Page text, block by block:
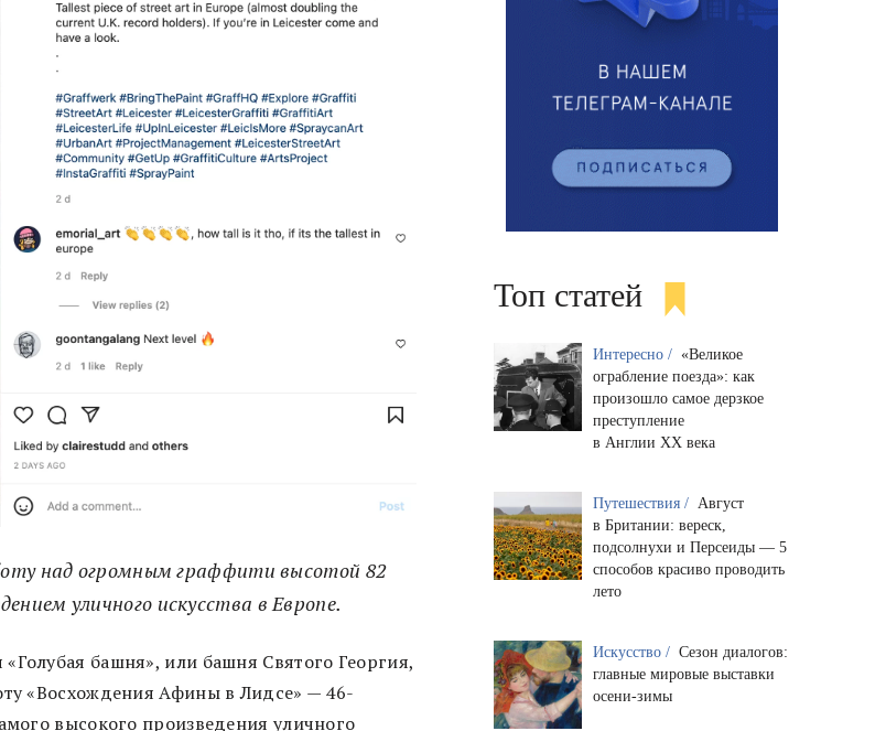
над огромным граффити высотой 82
уличного искусства в Европе.
башня», или башня Святого Георгия,
«Восхождения Афины в Лидсе» — 46-
высокого произведения уличного
Топ статей
Интересно / «Великое
ограбление поезда»: как
произошло самое дерзкое
преступление
в Англии XX века
Путешествия / Август
в Британии: вереск,
подсолнухи и Персеиды — 5
способов красиво проводить
лето
Искусство / Сезон диалогов:
главные мировые выставки
осени-зимы